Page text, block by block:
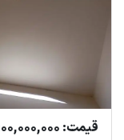
قیمت: 26,100,000,000 تومان